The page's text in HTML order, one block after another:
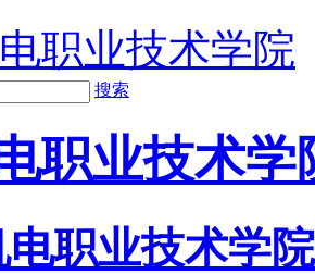
职业技术学院
搜索
职业技术学
职业技术学